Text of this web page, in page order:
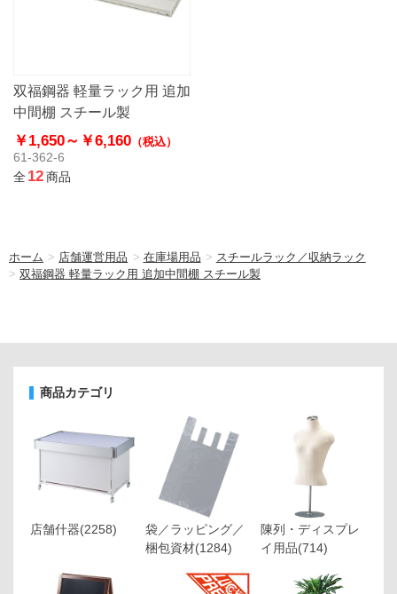
双福鋼器 軽量ラック用 追加
中間棚 スチール製
￥1,650～ ￥6,160 （税込）
61-362-6
全12商品
ホーム > 店舗運営用品 > 在庫場用品 > スチールラック／収納ラック
> 双福鋼器 軽量ラック用 追加中間棚 スチール製
商品カテゴリ
店舗什器(2258)
袋／ラッピング／
梱包資材(1284)
陳列・ディスプレ
イ用品(714)